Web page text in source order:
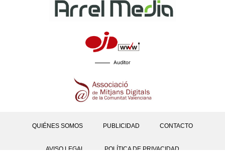
Auditor
QUIÉNES SOMOS PUBLICIDAD CONTACTO
AVISO LEGAL POLÍTICA DE PRIVACIDAD